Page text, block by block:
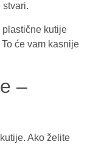
stvari.
kutije
će vam kasnije
–
Ako želite